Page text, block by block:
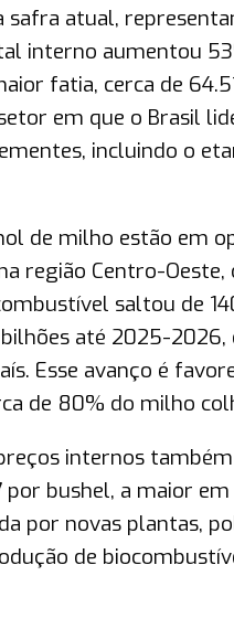
atual,
interno aumentou
fatia, cerca de
em que o Brasil
incluindo o
de milho estão em
região Centro-
saltou de
até 2025-
Esse avanço é
de 80% do milho
internos
por bushel, a maior
por novas plantas,
de